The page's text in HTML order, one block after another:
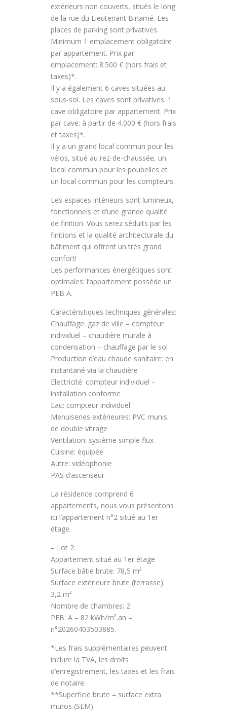
extérieurs non couverts, situés le long
de la rue du Lieutenant Binamé. Les
places de parking sont privatives.
Minimum 1 emplacement obligatoire
par appartement. Prix par
emplacement: 8.500 € (hors frais et
taxes)*.
Il y a également 6 caves situées au
sous-sol. Les caves sont privatives. 1
cave obligatoire par appartement. Prix
par cave: à partir de 4.000 € (hors frais
et taxes)*.
Il y a un grand local commun pour les
vélos, situé au rez-de-chaussée, un
local commun pour les poubelles et
un local commun pour les compteurs.
Les espaces intérieurs sont lumineux,
fonctionnels et d’une grande qualité
de finition. Vous serez séduits par les
finitions et la qualité architecturale du
bâtiment qui offrent un très grand
confort!
Les performances énergétiques sont
optimales: l’appartement possède un
PEB A.
Caractéristiques techniques générales:
Chauffage: gaz de ville – compteur
individuel – chaudière murale à
condensation – chauffage par le sol
Production d’eau chaude sanitaire: en
instantané via la chaudière
Electricité: compteur individuel –
installation conforme
Eau: compteur individuel
Menuiseries extérieures: PVC munis
de double vitrage
Ventilation: système simple flux
Cuisine: équipée
Autre: vidéophonie
PAS d’ascenseur
La résidence comprend 6
appartements, nous vous présentons
ici l’appartement n°2 situé au 1er
étage.
– Lot 2:
Appartement situé au 1er étage
Surface bâtie brute: 78,5 m²
Surface extérieure brute (terrasse):
3,2 m²
Nombre de chambres: 2
PEB: A – 82 kWh/m².an –
n°20260403503885.
*Les frais supplémentaires peuvent
inclure la TVA, les droits
d’enregistrement, les taxes et les frais
de notaire.
**Superficie brute = surface extra
muros (SEM)